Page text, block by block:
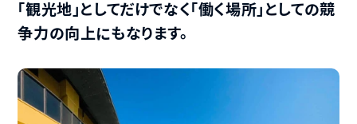
「観光地」としてだけでなく「働く場所」としての競
争力の向上にもなります。